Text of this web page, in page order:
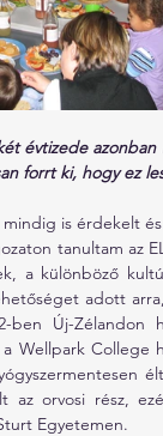
évtizede
forrt ki, hogy ez
is érdekelt
tanultam az
a különböző
adott
Új-Zélandon
Wellpark College
az orvosi rész,
Egyetemen.